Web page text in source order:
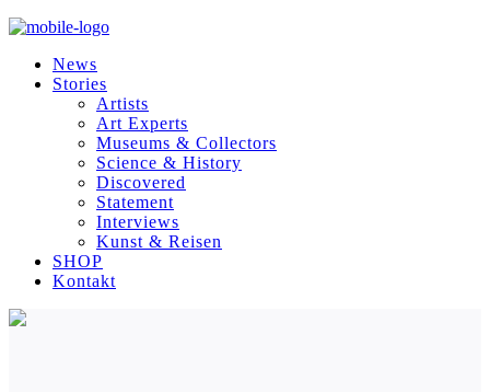
News
Stories
Artists
Art Experts
Museums & Collectors
Science & History
Discovered
Statement
Interviews
Kunst & Reisen
SHOP
Kontakt